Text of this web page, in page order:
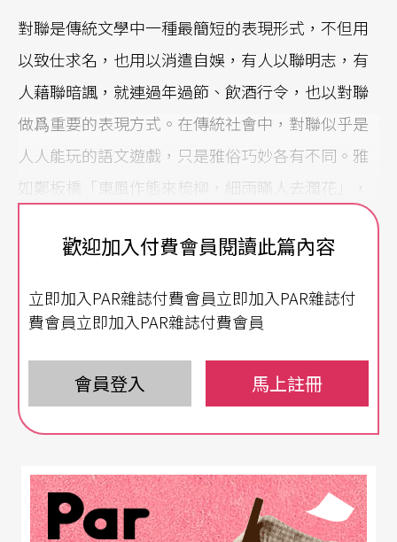
對聯是傳統文學中一種最簡短的表現形式，不但用
以致仕求名，也用以消遣自娛，有人以聯明志，有
人藉聯暗諷，就連過年過節、飲酒行令，也以對聯
做爲重要的表現方式。在傳統社會中，對聯似乎是
人人能玩的語文遊戲，只是雅俗巧妙各有不同。雅
如鄭板橋「東風作態來梳柳，細雨瞞人去潤花」，
一派文人風味，讀來字字珠璣；俗如無名氏「一條
大路通南北，兩家小店賣東西」則在俗俚之中另有
戲劇演出中，同樣隨處可見到精彩的聯句，姑且不
論劇中人物的聯文對句，就以最顯而易見的例子─
─「戲棚聯」而言，就不乏精彩之作。「戲棚聯」
除了在戲劇演出的舞台鏡框兩旁柱上可見，在「子
對聯，甚至有些老電影院也會作些行業相關的對聯
風雅一番，摭拾皆有文章，我們就來讀一些吧！
歡迎加入付費會員閱讀此篇內容
立即加入PAR雜誌付費會員立即加入PAR雜誌付
費會員立即加入PAR雜誌付費會員
會員登入 馬上註冊